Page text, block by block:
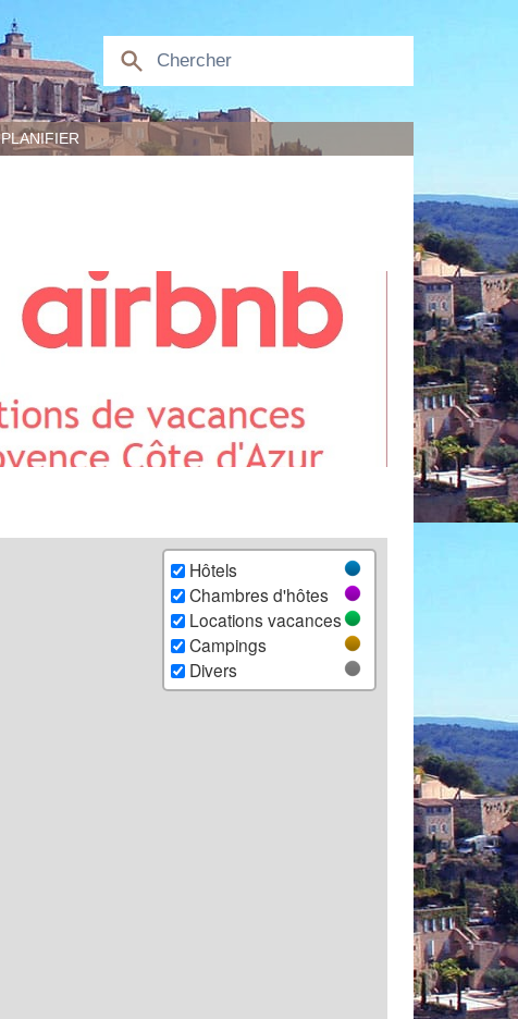
PLANIFIER
Hôtels
Chambres d'hôtes
Locations vacances
Campings
Divers